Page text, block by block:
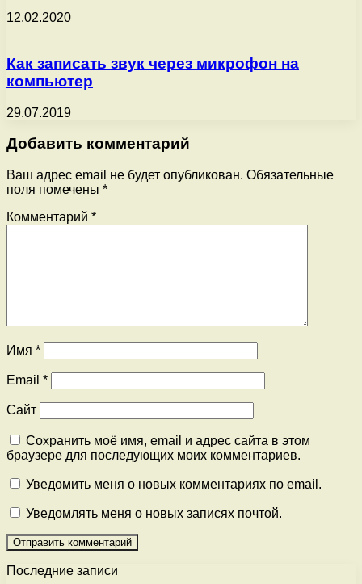
12.02.2020
Как записать звук через микрофон на
компьютер
29.07.2019
Добавить комментарий
Ваш адрес email не будет опубликован. Обязательные
поля помечены *
Комментарий *
Имя *
Email *
Сайт
Сохранить моё имя, email и адрес сайта в этом
браузере для последующих моих комментариев.
Уведомить меня о новых комментариях по email.
Уведомлять меня о новых записях почтой.
Последние записи